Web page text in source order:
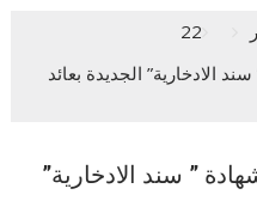
22
الادخارية” الجديدة بعائد
” سند الادخارية”